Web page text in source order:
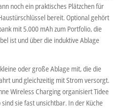
noch ein praktisches Plätzchen für
bereit. Optional gehört
mit 5.000 mAh zum Portfolio, die
ist und über die induktive Ablage
oder große Ablage mit, die die
und gleichzeitig mit Strom versorgt.
Wireless Charging organisiert Tidee
sie fast unsichtbar. In der Küche